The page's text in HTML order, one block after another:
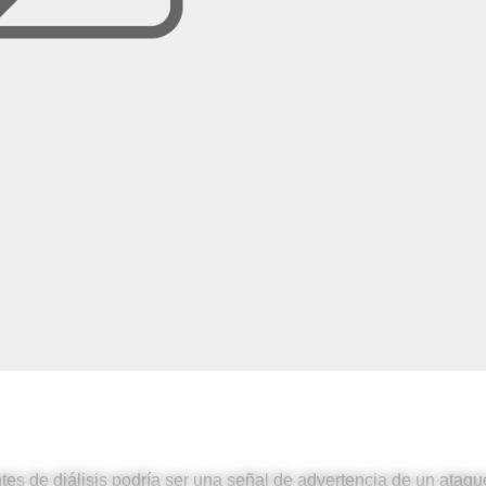
de diálisis podría ser una señal de advertencia de un